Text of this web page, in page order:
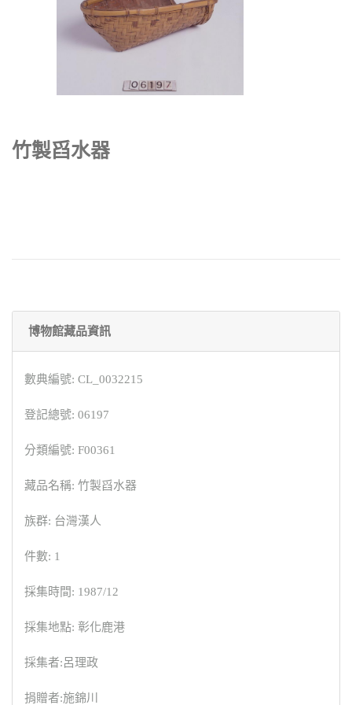
竹製舀水器
博物館藏品資訊
數典編號: CL_0032215
登記總號: 06197
分類編號: F00361
藏品名稱: 竹製舀水器
族群: 台灣漢人
件數: 1
採集時間: 1987/12
採集地點: 彰化鹿港
採集者:呂理政
捐贈者:施錦川